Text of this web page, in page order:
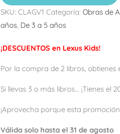
SKU: CLAGV1 Categoría: Obras de
años De 3 a 5 años
¡DESCUENTOS en Lexus Kids!
Por la compra de 2 libros, obtienes
Si llevas 3 o más libros... ¡Tienes el
¡Aprovecha porque esta
Válida solo hasta el 31 de agosto